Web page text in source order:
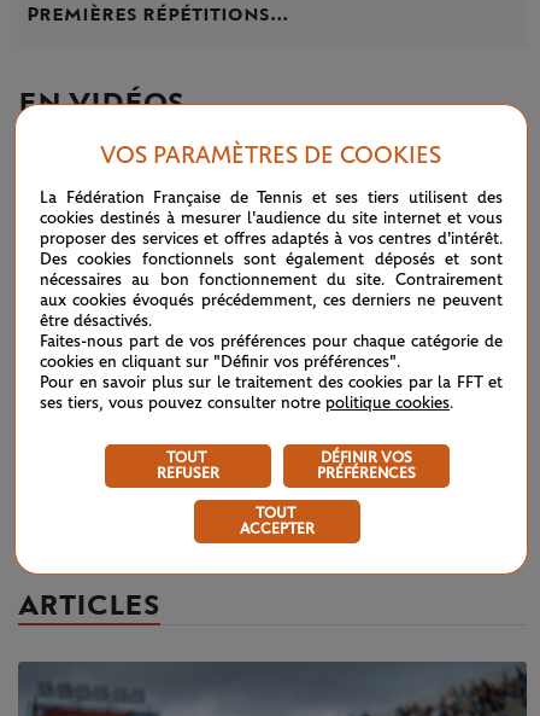
Premières répétitions...
EN VIDÉOS
MERCREDI 6 JUIN 2018
Halep-Kerber : temps forts, 1/4 de finale
ARTICLES
VOS PARAMÈTRES DE COOKIES
La Fédération Française de Tennis et ses tiers utilisent des
cookies destinés à mesurer l'audience du site internet et vous
proposer des services et offres adaptés à vos centres d'intérêt.
Des cookies fonctionnels sont également déposés et sont
nécessaires au bon fonctionnement du site. Contrairement
aux cookies évoqués précédemment, ces derniers ne peuvent
être désactivés.
Faites-nous part de vos préférences pour chaque catégorie de
cookies en cliquant sur "Définir vos préférences".
Pour en savoir plus sur le traitement des cookies par la FFT et
ses tiers, vous pouvez consulter notre politique cookies.
TOUT
REFUSER
DÉFINIR VOS
PRÉFÉRENCES
TOUT
ACCEPTER